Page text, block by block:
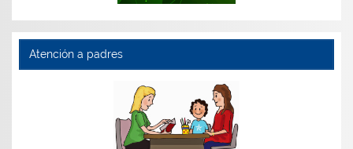
Atención a padres